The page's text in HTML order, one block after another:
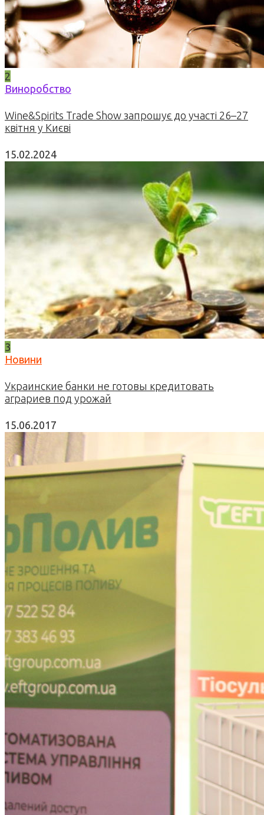
2
Виноробство
Wine&Spirits Trade Show запрошує до участі 26–27
квітня у Києві
15.02.2024
3
Новини
Украинские банки не готовы кредитовать
аграриев под урожай
15.06.2017